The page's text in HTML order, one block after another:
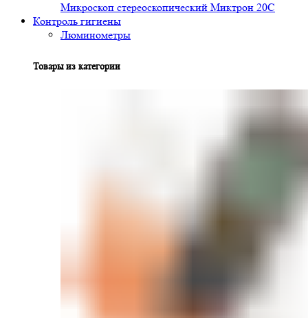
Микроскоп стереоскопический Миктрон 20С
Контроль гигиены
Люминометры
Товары из категории